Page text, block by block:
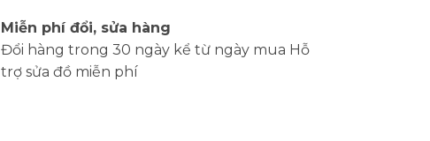
Miễn phí đổi, sửa hàng
Đổi hàng trong 30 ngày kể từ ngày mua Hỗ
trợ sửa đồ miễn phí